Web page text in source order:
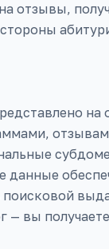
отзывы,
на
данные
— вы